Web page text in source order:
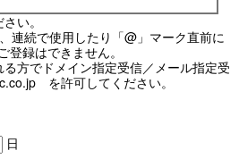
い。
連続で使用したり「@」マーク直前に
録はできません。
方でドメイン指定受信／メール指定受
を許可してください。
日